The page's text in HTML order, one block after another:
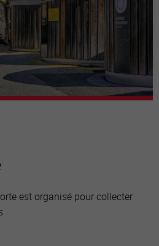
est organisé pour collecter